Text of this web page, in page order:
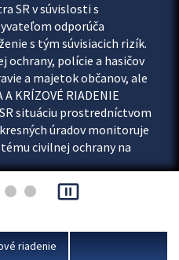
SR v súvislosti s
odporúča
s tým súvisiacich rizík.
ochrany, polície a hasičov
a majetok občanov, ale
KRÍZOVÉ RIADENIE
situáciu prostredníctvom
úradov monitoruje
civilnej ochrany na
pause_presentation
riadenie